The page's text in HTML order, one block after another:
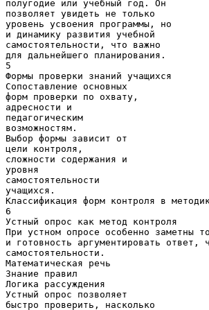
полугодие или учебный год. Он
позволяет увидеть не только
уровень усвоения программы, но
и динамику развития учебной
самостоятельности, что важно
для дальнейшего планирования.
5
Формы проверки знаний учащихся
Сопоставление основных
форм проверки по охвату,
адресности и
педагогическим
возможностям.
Выбор формы зависит от
цели контроля,
сложности содержания и
уровня
самостоятельности
учащихся.
Классификация форм контроля в
6
Устный опрос как метод контроля
При устном опросе особенно заметны
и готовность аргументировать ответ,
самостоятельности.
Математическая речь
Знание правил
Логика рассуждения
Устный опрос позволяет
быстро проверить, насколько